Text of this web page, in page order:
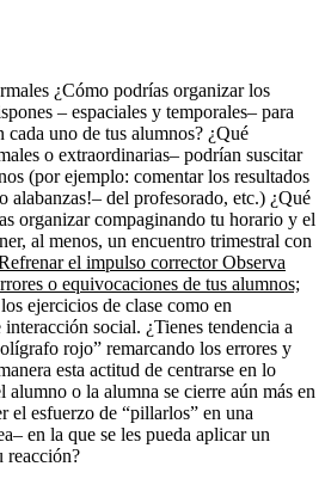
¿Cómo podrías organizar los
– espaciales y temporales– para
uno de tus alumnos? ¿Qué
o extraordinarias– podrían suscitar
(por ejemplo: comentar los resultados
alabanzas!– del profesorado, etc.) ¿Qué
organizar compaginando tu horario y el
al menos, un encuentro trimestral con
el impulso corrector Observa
o equivocaciones de tus alumnos;
ejercicios de clase como en
social. ¿Tienes tendencia a
rojo” remarcando los errores y
esta actitud de centrarse en lo
o la alumna se cierre aún más en
el esfuerzo de “pillarlos” en una
en la que se les pueda aplicar un
reacción?